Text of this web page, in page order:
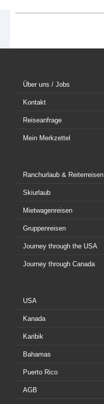
Über uns / Jobs
Kontakt
Reiseanfrage
Mein Merkzettel
Ranchurlaub & Reiterreisen
Skiurlaub
Mietwagenreisen
Gruppenreisen
Journey through the USA
Journey through Canada
USA
Kanada
Karibik
Bahamas
Puerto Rico
AGB